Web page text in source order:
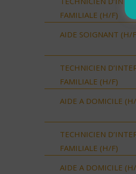
FAMILIALE (H/F)
AIDE SOIGNANT (H/
TECHNICIEN
FAMILIALE (H/F)
AIDE A DOMICILE
TECHNICIEN
FAMILIALE (H/F)
AIDE A DOMICILE